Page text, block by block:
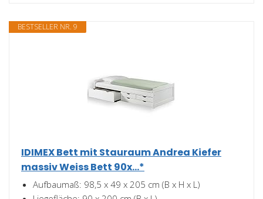
BESTSELLER NR. 9
IDIMEX Bett mit Stauraum Andrea Kiefer
massiv Weiss Bett 90x...*
Aufbaumaß: 98,5 x 49 x 205 cm (B x H x L)